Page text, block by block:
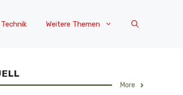
Technik Weitere Themen
More